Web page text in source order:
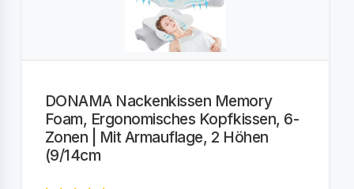
DONAMA Nackenkissen Memory
Foam, Ergonomisches Kopfkissen, 6-
Zonen | Mit Armauflage, 2 Höhen
(9/14cm